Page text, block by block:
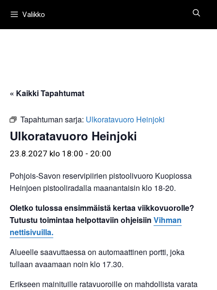
sisältöönValikko
« Kaikki Tapahtumat
Tapahtuman sarja: Ulkoratavuoro Heinjoki
Ulkoratavuoro Heinjoki
23.8.2027 klo 18:00 - 20:00
Pohjois-Savon reservipiirien pistoolivuoro Kuopiossa
Heinjoen pistooliradalla maanantaisin klo 18-20.
Oletko tulossa ensimmäistä kertaa viikkovuorolle?
Tutustu toimintaa helpottaviin ohjeisiin Vihman
nettisivuilla.
Alueelle saavuttaessa on automaattinen portti, joka
tullaan avaamaan noin klo 17.30.
Erikseen mainituille ratavuoroille on mahdollista varata